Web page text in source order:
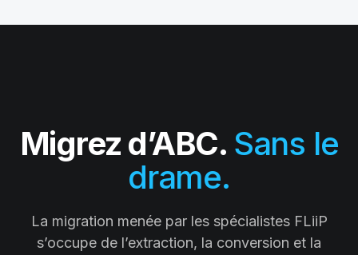
Migrez d’ABC. Sans le
drame.
La migration menée par les spécialistes FLiiP
s’occupe de l’extraction, la conversion et la